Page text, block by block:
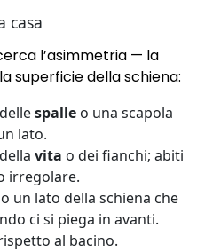
casa
l’asimmetria — la
superficie della schiena:
spalle o una scapola
lato.
vita o dei fianchi; abiti
irregolare.
o un lato della schiena che
ci si piega in avanti.
al bacino.